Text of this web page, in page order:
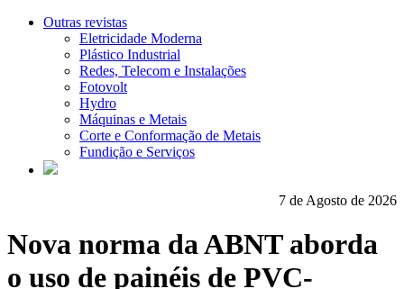
Outras revistas
Eletricidade Moderna
Plástico Industrial
Redes, Telecom e Instalações
Fotovolt
Hydro
Máquinas e Metais
Corte e Conformação de Metais
Fundição e Serviços
7 de Agosto de 2026
Nova norma da ABNT aborda
o uso de painéis de PVC-